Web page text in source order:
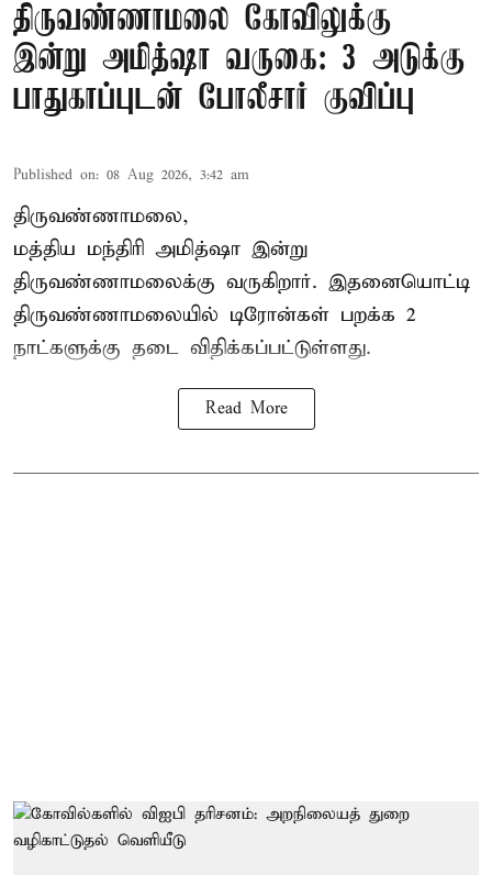
திருவண்ணாமலை கோவிலுக்கு
இன்று அமித்ஷா வருகை: 3 அடுக்கு
பாதுகாப்புடன் போலீசார் குவிப்பு
Published on: 08 Aug 2026, 3:42 am
திருவண்ணாமலை,
மத்திய மந்திரி அமித்ஷா இன்று
திருவண்ணாமலைக்கு வருகிறார். இதனையொட்டி
திருவண்ணாமலையில் டிரோன்கள் பறக்க 2
நாட்களுக்கு தடை விதிக்கப்பட்டுள்ளது.
Read More